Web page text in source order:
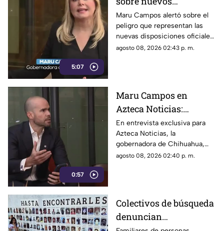
5:07
lineamientos: Alerta
que buscan sancionar a
medios críticos y
limitar la libertad de
Maru Campos alertó sobre el
peligro que representan las
nuevas disposiciones oficiales,
las cuales podrían utilizarse
agosto 08, 2026 02:43 p. m.
0:57
Maru Campos en
Azteca Noticias:
Advierte que nuevos
lineamientos del
Gobierno Federal
amenazan la libertad
En entrevista exclusiva para
Azteca Noticias, la
gobernadora de Chihuahua,
Maru Campos, alzó la voz
expresión.
agosto 08, 2026 02:40 p. m.
Colectivos de búsqueda
denuncian